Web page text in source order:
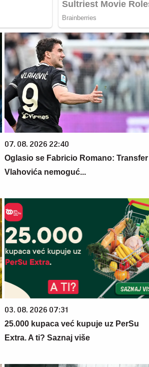
07. 08. 2026 22:40
Oglasio se Fabricio Romano: Transfer
Vlahovića nemoguć...
03. 08. 2026 07:31
25.000 kupaca već kupuje uz PerSu
Extra. A ti? Saznaj više